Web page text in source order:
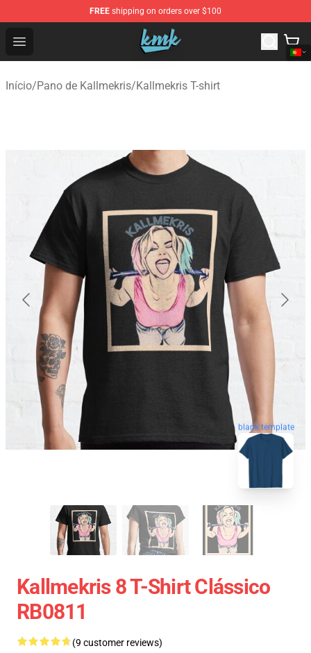
FREE shipping on orders over $100
Open menu
KallMeKris Store - Official KallMeKris Merchandise Shop
Início/Pano de Kallmekris/Kallmekris T-shirt
blank template
Kallmekris 8 T-Shirt Clássico
RB0811
(9 customer reviews)